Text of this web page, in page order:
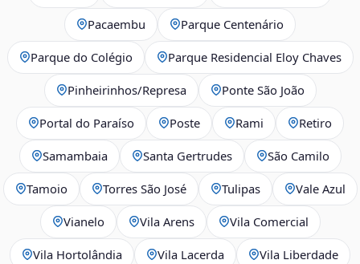
Pacaembu Parque Centenário
Parque do Colégio Parque Residencial Eloy Chaves
Pinheirinhos/Represa Ponte São João
Portal do Paraíso Poste Rami Retiro
Samambaia Santa Gertrudes São Camilo
Tamoio Torres São José Tulipas Vale Azul
Vianelo Vila Arens Vila Comercial
Vila Hortolândia Vila Lacerda Vila Liberdade